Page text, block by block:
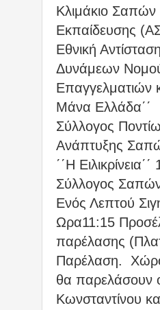
Κλιμάκιο Σαπών
Εκπαίδευσης
Εθνική
Δυνάμεων
Επαγγελματιών
Μάνα Ελλάδα΄΄
Σύλλογος
Ανάπτυξης
΄΄Η
Σύλλογος
Ενός Λεπτού
Ωρα11:15
παρέλασης
Παρέλαση.
θα παρελάσουν
Κωνσταντίνου